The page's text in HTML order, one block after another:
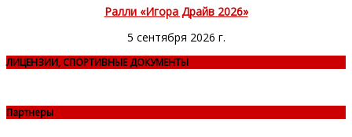
Ралли «Игора Драйв 2026»
5 сентября 2026 г.
ЛИЦЕНЗИИ, СПОРТИВНЫЕ ДОКУМЕНТЫ
Партнеры